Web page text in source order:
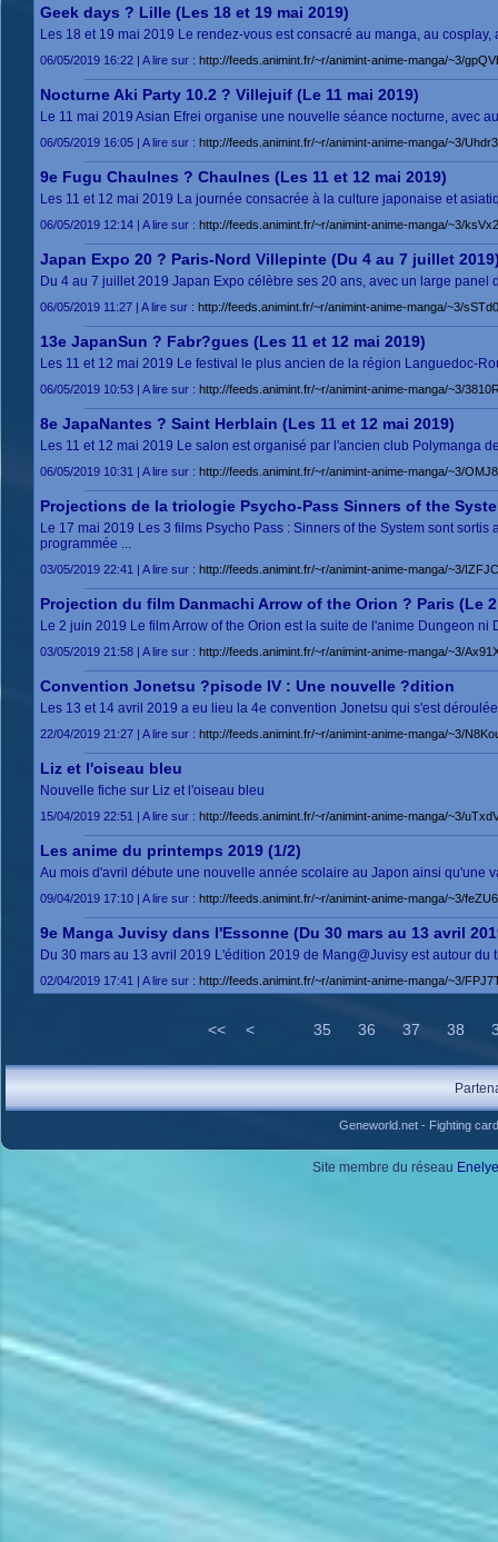
Geek days ? Lille (Les 18 et 19 mai 2019)
Les 18 et 19 mai 2019 Le rendez-vous est consacré au manga, au
06/05/2019 16:22 | A lire sur : http://feeds.animint.fr/~r/animint-anime-manga/~3/
Nocturne Aki Party 10.2 ? Villejuif (Le 11 mai 2019)
Le 11 mai 2019 Asian Efrei organise une nouvelle séance nocturne, avec
06/05/2019 16:05 | A lire sur : http://feeds.animint.fr/~r/animint-anime-manga/~3/
9e Fugu Chaulnes ? Chaulnes (Les 11 et 12 mai 2019)
Les 11 et 12 mai 2019 La journée consacrée à la culture japonaise et
06/05/2019 12:14 | A lire sur : http://feeds.animint.fr/~r/animint-anime-manga/~3/
Japan Expo 20 ? Paris-Nord Villepinte (Du 4 au 7 juillet
Du 4 au 7 juillet 2019 Japan Expo célèbre ses 20 ans, avec un large
06/05/2019 11:27 | A lire sur : http://feeds.animint.fr/~r/animint-anime-manga/~3/
13e JapanSun ? Fabr?gues (Les 11 et 12 mai 2019)
Les 11 et 12 mai 2019 Le festival le plus ancien de la région Languedoc-
06/05/2019 10:53 | A lire sur : http://feeds.animint.fr/~r/animint-anime-manga/~3/
8e JapaNantes ? Saint Herblain (Les 11 et 12 mai 2019)
Les 11 et 12 mai 2019 Le salon est organisé par l'ancien club Polymanga
06/05/2019 10:31 | A lire sur : http://feeds.animint.fr/~r/animint-anime-manga/~3/
Projections de la triologie Psycho-Pass Sinners of the
Le 17 mai 2019 Les 3 films Psycho Pass : Sinners of the System sont
programmée ...
03/05/2019 22:41 | A lire sur : http://feeds.animint.fr/~r/animint-anime-manga/~3/
Projection du film Danmachi Arrow of the Orion ? Paris (Le
Le 2 juin 2019 Le film Arrow of the Orion est la suite de l'anime Dungeon
03/05/2019 21:58 | A lire sur : http://feeds.animint.fr/~r/animint-anime-manga/~3/
Convention Jonetsu ?pisode IV : Une nouvelle ?dition
Les 13 et 14 avril 2019 a eu lieu la 4e convention Jonetsu qui s'est
22/04/2019 21:27 | A lire sur : http://feeds.animint.fr/~r/animint-anime-manga/~3/
Liz et l'oiseau bleu
Nouvelle fiche sur Liz et l'oiseau bleu
15/04/2019 22:51 | A lire sur : http://feeds.animint.fr/~r/animint-anime-manga/~3/
Les anime du printemps 2019 (1/2)
Au mois d'avril débute une nouvelle année scolaire au Japon ainsi qu'une
09/04/2019 17:10 | A lire sur : http://feeds.animint.fr/~r/animint-anime-manga/~3/
9e Manga Juvisy dans l'Essonne (Du 30 mars au 13 avril
Du 30 mars au 13 avril 2019 L'édition 2019 de Mang@Juvisy est autour
02/04/2019 17:41 | A lire sur : http://feeds.animint.fr/~r/animint-anime-manga/~3/
<< < 35 36 37 38
Geneworld.net- Fighting
Site membre du réseau Enelye